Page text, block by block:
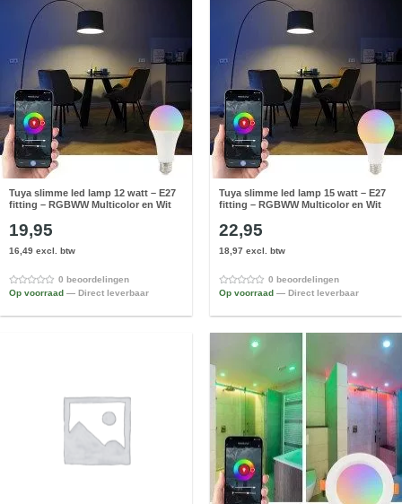
Tuya slimme led lamp 12 watt – E27
fitting – RGBWW Multicolor en Wit
19,95
16,49 excl. btw
0 beoordelingen
Op voorraad — Direct leverbaar
Tuya slimme led lamp 15 watt – E27
fitting – RGBWW Multicolor en Wit
22,95
18,97 excl. btw
0 beoordelingen
Op voorraad — Direct leverbaar